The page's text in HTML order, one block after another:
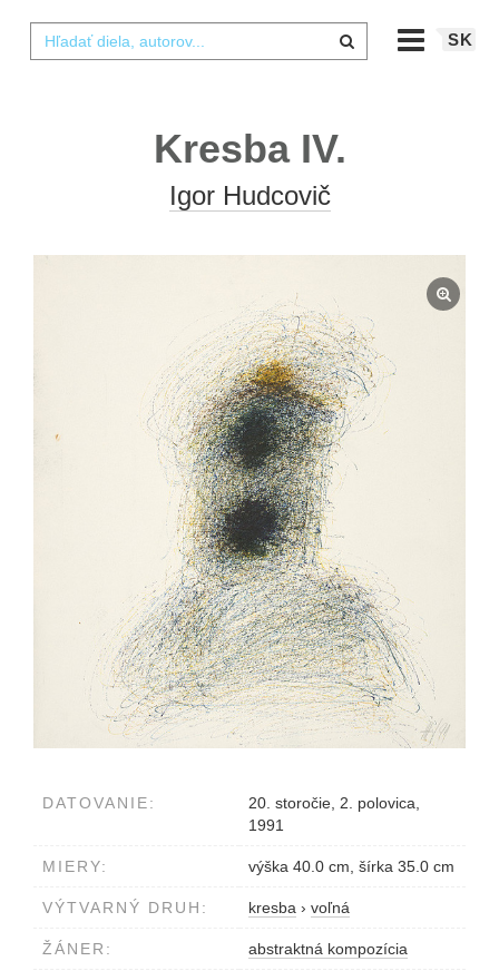
SK
Kresba IV.
Igor Hudcovič
DATOVANIE:
20. storočie, 2. polovica,
1991
MIERY: výška 40.0 cm, šírka 35.0 cm
VÝTVARNÝ DRUH: kresba › voľná
ŽÁNER: abstraktná kompozícia